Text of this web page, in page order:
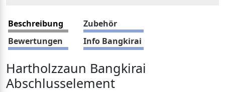
Beschreibung
Zubehör
Bewertungen
Info Bangkirai
Hartholzzaun Bangkirai
Abschlusselement